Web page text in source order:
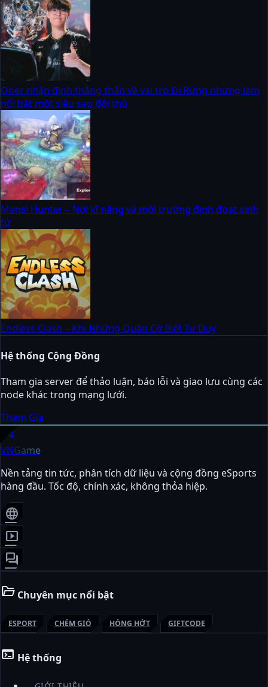
Oner nhận định thẳng thắn về vai trò Đi Rừng nhưng làm
nổi bật một siêu sao đối thủ
Mansi Hunter – Nơi kĩ năng và môi trường định đoạt sinh
tử
Endless Clash – Khi Những Quân Cờ Biết Tư Duy
Hệ thống Cộng Đồng
Tham gia server để thảo luận, báo lỗi và giao lưu cùng các
node khác trong mạng lưới.
Tham Gia
sports_esports
VNGame
Nền tảng tin tức, phân tích dữ liệu và cộng đồng eSports
hàng đầu. Tốc độ, chính xác, không thỏa hiệp.
language
smart_display
forum
folder_open Chuyên mục nổi bật
ESPORT CHÉM GIÓ HÓNG HỚT GIFTCODE
terminal Hệ thống